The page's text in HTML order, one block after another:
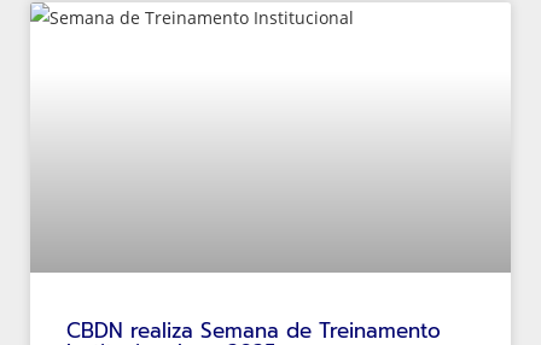
CBDN realiza Semana de Treinamento